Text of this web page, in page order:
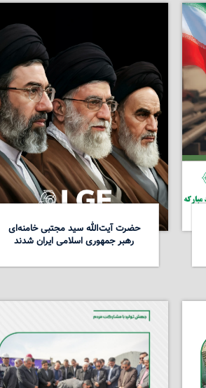
حضرت آیت‌الله سید مجتبی خامنه‌ای
رهبر جمهوری اسلامی ایران شدند